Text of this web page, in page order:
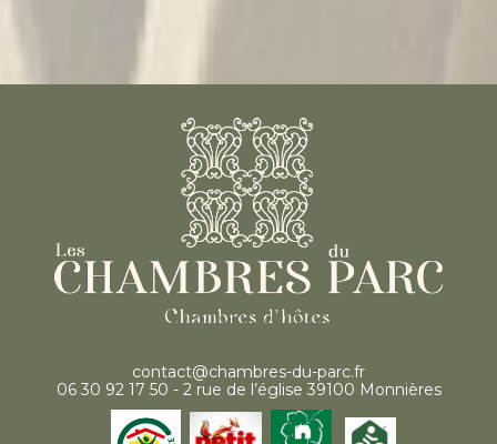
contact@chambres-du-parc.fr
06 30 92 17 50 - 2 rue de l’église 39100 Monnières